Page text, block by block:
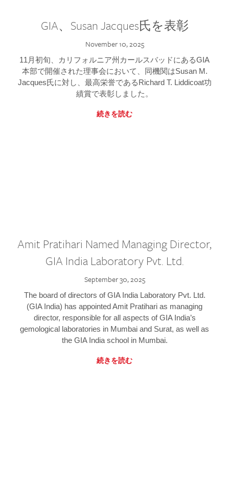
GIA、Susan Jacques氏を表彰
November 10, 2025
11月初旬、カリフォルニア州カールスバッドにあるGIA
本部で開催された理事会において、同機関はSusan M.
Jacques氏に対し、最高栄誉であるRichard T. Liddicoat功
績賞で表彰しました。
続きを読む
Amit Pratihari Named Managing Director,
GIA India Laboratory Pvt. Ltd.
September 30, 2025
The board of directors of GIA India Laboratory Pvt. Ltd.
(GIA India) has appointed Amit Pratihari as managing
director, responsible for all aspects of GIA India’s
gemological laboratories in Mumbai and Surat, as well as
the GIA India school in Mumbai.
続きを読む